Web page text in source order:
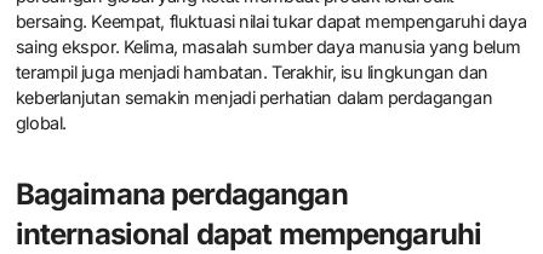
bersaing. Keempat, fluktuasi nilai tukar dapat mempengaruhi daya
saing ekspor. Kelima, masalah sumber daya manusia yang belum
terampil juga menjadi hambatan. Terakhir, isu lingkungan dan
keberlanjutan semakin menjadi perhatian dalam perdagangan
global.
Bagaimana perdagangan
internasional dapat mempengaruhi